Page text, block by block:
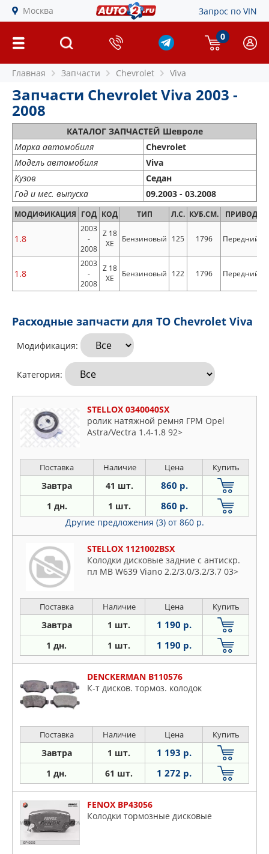
Москва Запрос по VIN
0
Главная Запчасти Chevrolet Viva
Запчасти Chevrolet Viva 2003 -
2008
КАТАЛОГ ЗАПЧАСТЕЙ Шевроле
Марка автомобиля
Chevrolet
Модель автомобиля
Viva
Кузов
Седан
Год и мес. выпуска
09.2003 - 03.2008
МОДИФИКАЦИЯ ГОД КОД ТИП Л.С. КУБ.СМ. ПРИВОД
1.8
2003
-
2008
Z 18
XE
Бензиновый 125 1796 Передний
1.8
2003
-
2008
Z 18
XE
Бензиновый 122 1796 Передний
Расходные запчасти для ТО Chevrolet Viva
Модификация:
Категория:
STELLOX 0340040SX
ролик натяжной ремня ГРМ Opel
Astra/Vectra 1.4-1.8 92>
Поставка Наличие Цена Купить
Завтра 41 шт. 860 р.
1 дн. 1 шт. 860 р.
Другие предложения (3) от 860 р.
STELLOX 1121002BSX
Колодки дисковые задние с антискр.
пл MB W639 Viano 2.2/3.0/3.2/3.7 03>
Поставка Наличие Цена Купить
Завтра 1 шт. 1 190 р.
1 дн. 1 шт. 1 190 р.
DENCKERMAN B110576
К-т дисков. тормоз. колодок
Поставка Наличие Цена Купить
Завтра 1 шт. 1 193 р.
1 дн. 61 шт. 1 272 р.
FENOX BP43056
Колодки тормозные дисковые